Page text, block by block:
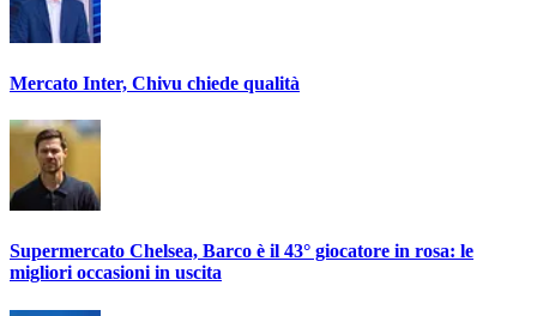
Mercato Inter, Chivu chiede qualità
Supermercato Chelsea, Barco è il 43° giocatore in rosa: le
migliori occasioni in uscita